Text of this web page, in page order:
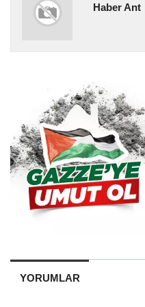
Haber Ant
YORUMLAR